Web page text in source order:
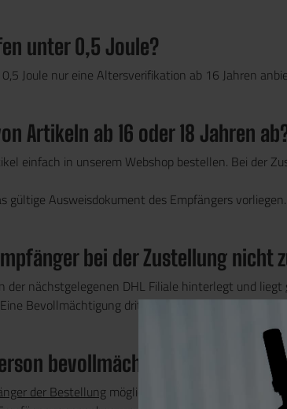
unter 0,5 Joule?
Joule nur eine Altersverifikation ab 16 Jahren
Artikeln ab 16 oder 18 Jahren
einfach in unserem Webshop bestellen. Bei der
gültige Ausweisdokument des Empfängers vorliegen.
bei der Zustellung nicht
der nächstgelegenen DHL Filiale hinterlegt und liegt
Bevollmächtigung dritter Personen ist nicht
bevollmächtigen, das Paket
der Bestellung möglich. Solltest du wissen,